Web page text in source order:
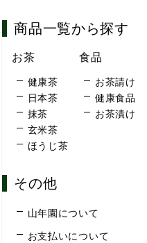
商品一覧から探す
お茶
健康茶
日本茶
抹茶
玄米茶
ほうじ茶
食品
お茶請け
健康食品
お茶漬け
その他
山年園について
お支払いについて